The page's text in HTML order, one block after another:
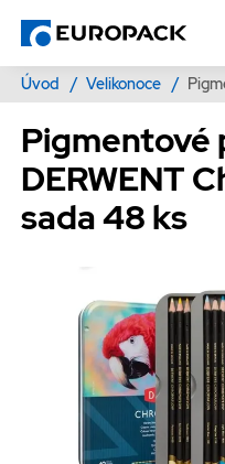
Úvod / Velikonoce /
Pigmentové
DERWENT
sada 48 ks